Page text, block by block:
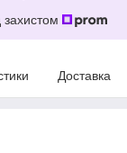
Доставка